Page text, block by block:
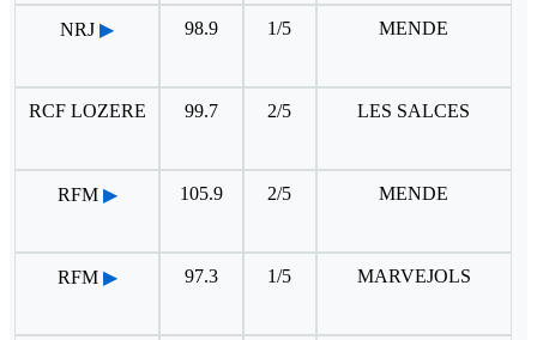
NRJ ▶ 98.9 1/5 MENDE
RCF LOZERE 99.7 2/5 LES SALCES
RFM ▶ 105.9 2/5 MENDE
RFM ▶ 97.3 1/5 MARVEJOLS